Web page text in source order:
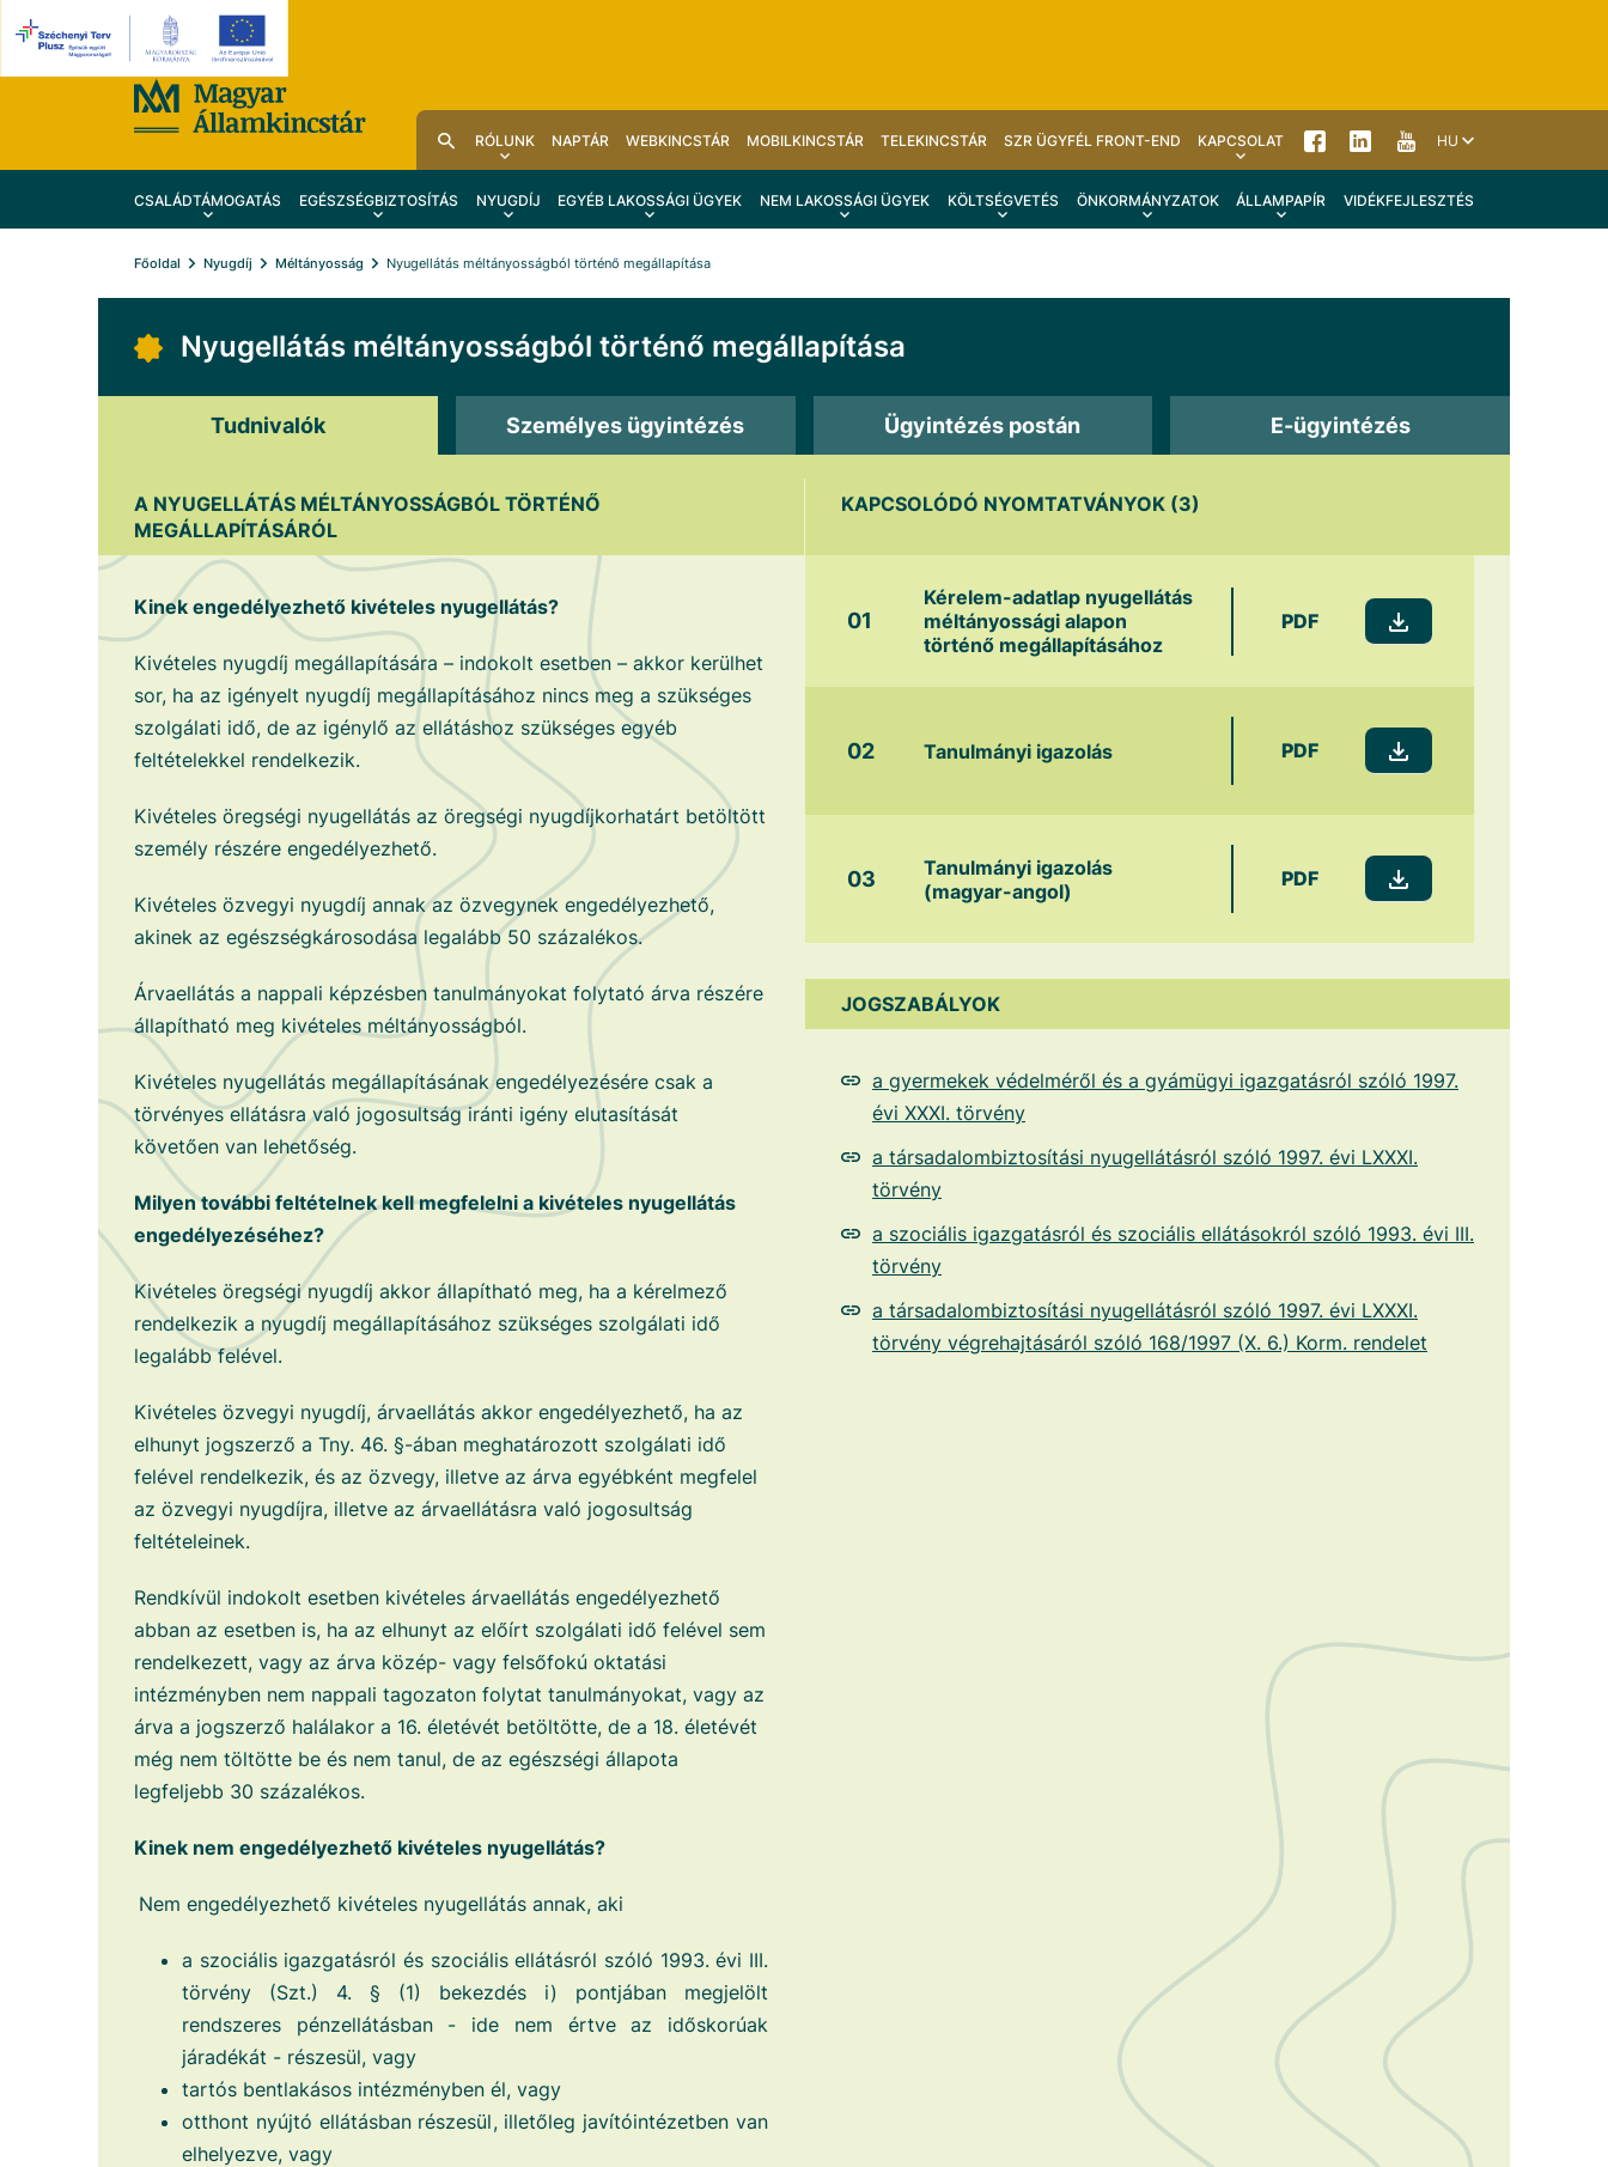
RÓLUNK NAPTÁR WEBKINCSTÁR MOBILKINCSTÁR TELEKINCSTÁR SZR ÜGYFÉL FRONT-END KAPCSOLAT HU
CSALÁDTÁMOGATÁS EGÉSZSÉGBIZTOSÍTÁS NYUGDÍJ EGYÉB LAKOSSÁGI ÜGYEK NEM LAKOSSÁGI ÜGYEK KÖLTSÉGVETÉS ÖNKORMÁNYZATOK ÁLLAMPAPÍR VIDÉKFEJLESZTÉS
Főoldal Nyugdíj Méltányosság Nyugellátás méltányosságból történő megállapítása
Nyugellátás méltányosságból történő megállapítása
Tudnivalók
KAPCSOLÓDÓ NYOMTATVÁNYOK (3)
Kérelem-adatlap nyugellátás
méltányossági alapon
történő megállapításához
PDF
Tanulmányi igazolás PDF
Tanulmányi igazolás
(magyar-angol)
PDF
JOGSZABÁLYOK
a gyermekek védelméről és a gyámügyi igazgatásról szóló 1997.
évi XXXI. törvény
a társadalombiztosítási nyugellátásról szóló 1997. évi LXXXI.
törvény
a szociális igazgatásról és szociális ellátásokról szóló 1993. évi III.
törvény
a társadalombiztosítási nyugellátásról szóló 1997. évi LXXXI.
törvény végrehajtásáról szóló 168/1997 (X. 6.) Korm. rendelet
A NYUGELLÁTÁS MÉLTÁNYOSSÁGBÓL TÖRTÉNŐ
MEGÁLLAPÍTÁSÁRÓL
Kinek engedélyezhető kivételes nyugellátás?
Kivételes nyugdíj megállapítására – indokolt esetben – akkor kerülhet
sor, ha az igényelt nyugdíj megállapításához nincs meg a szükséges
szolgálati idő, de az igénylő az ellátáshoz szükséges egyéb
feltételekkel rendelkezik.
Kivételes öregségi nyugellátás az öregségi nyugdíjkorhatárt betöltött
személy részére engedélyezhető.
Kivételes özvegyi nyugdíj annak az özvegynek engedélyezhető,
akinek az egészségkárosodása legalább 50 százalékos.
Árvaellátás a nappali képzésben tanulmányokat folytató árva részére
állapítható meg kivételes méltányosságból.
Kivételes nyugellátás megállapításának engedélyezésére csak a
törvényes ellátásra való jogosultság iránti igény elutasítását
követően van lehetőség.
Milyen további feltételnek kell megfelelni a kivételes nyugellátás
engedélyezéséhez?
Kivételes öregségi nyugdíj akkor állapítható meg, ha a kérelmező
rendelkezik a nyugdíj megállapításához szükséges szolgálati idő
legalább felével.
Kivételes özvegyi nyugdíj, árvaellátás akkor engedélyezhető, ha az
elhunyt jogszerző a Tny. 46. §-ában meghatározott szolgálati idő
felével rendelkezik, és az özvegy, illetve az árva egyébként megfelel
az özvegyi nyugdíjra, illetve az árvaellátásra való jogosultság
feltételeinek.
Rendkívül indokolt esetben kivételes árvaellátás engedélyezhető
abban az esetben is, ha az elhunyt az előírt szolgálati idő felével sem
rendelkezett, vagy az árva közép- vagy felsőfokú oktatási
intézményben nem nappali tagozaton folytat tanulmányokat, vagy az
árva a jogszerző halálakor a 16. életévét betöltötte, de a 18. életévét
még nem töltötte be és nem tanul, de az egészségi állapota
legfeljebb 30 százalékos.
Kinek nem engedélyezhető kivételes nyugellátás?
Nem engedélyezhető kivételes nyugellátás annak, aki
a szociális igazgatásról és szociális ellátásról szóló 1993. évi III.
törvény (Szt.) 4. § (1) bekezdés i) pontjában megjelölt
rendszeres pénzellátásban - ide nem értve az időskorúak
járadékát - részesül, vagy
tartós bentlakásos intézményben él, vagy
otthont nyújtó ellátásban részesül, illetőleg javítóintézetben van
elhelyezve, vagy
Személyes ügyintézés Ügyintézés postán E-ügyintézés